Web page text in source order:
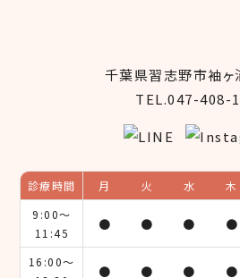
千葉県習志野市袖
TEL.047-408-
診療時間 月 火 水 木
9:00～
11:45
● ● ● ●
16:00～
● ● ● ●